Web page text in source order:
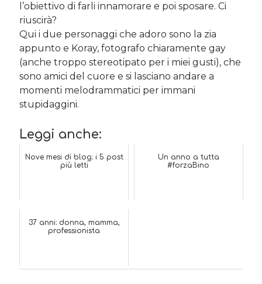
l’obiettivo di farli innamorare e poi sposare. Ci
riuscirà?
Qui i due personaggi che adoro sono la zia
appunto e Koray, fotografo chiaramente gay
(anche troppo stereotipato per i miei gusti), che
sono amici del cuore e si lasciano andare a
momenti melodrammatici per immani
stupidaggini.
Leggi anche:
Nove mesi di blog: i 5 post
più letti
Un anno a tutta
#forzaBino
37 anni: donna, mamma,
professionista